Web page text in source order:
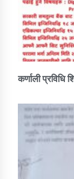
कर्णाली प्रविधि